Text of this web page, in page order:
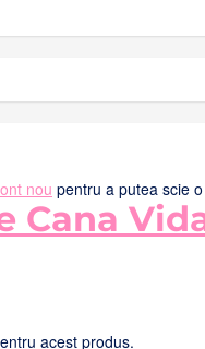
nou pentru a putea scie
Cana
acest produs.